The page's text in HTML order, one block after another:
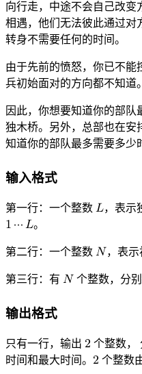
向行走，中途不会自己改变
相遇，他们无法彼此通过对
转身不需要任何的时间。
由于先前的愤怒，你已不能
兵初始面对的方向都不知道。
因此，你想要知道你的部
独木桥。另外，总部也在安
知道你的部队最多需要多少
输入格式
第一行：一个整数 𝐿
L
，表示
1⋯𝐿。
第二行：一个整数 𝑁，表示
第三行：有 𝑁个整数，分别
输出格式
只有一行，输出 2
2
个整数，
时间和最大时间。 2 个整数